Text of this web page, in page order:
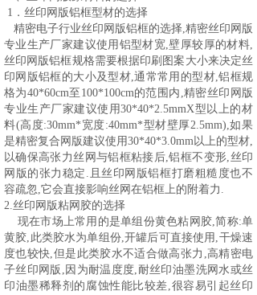
1 ． 丝印网版铝框型材的选择
精密电子行业丝印网版铝框的选择,精密丝印网版
专业生产厂家建议使用铝型材宽,壁厚较厚的材料,
丝印网版铝框规格需要根据印刷图案大小来决定丝
印网版铝框的大小及型材,通常常用的型材,铝框规
格为40*60cm至100*100cm的范围内,精密丝印网版
专业生产厂家建议使用30*40*2.5mmX型以上的材
料(高度:30mm*宽度:40mm*型材壁厚2.5mm),如果
是精密复合网版建议使用30*40*3.0mm以上的型材,
以确保高张力丝网与铝框粘接后,铝框不变形,丝印
网版的张力稳定.且丝印网版铝框打磨粗糙度也不
容疏忽,它会直接影响丝网在铝框上的附着力.
2.丝印网版粘网胶的选择
现在市场上常用的是单组份黄色粘网胶,简称:单
黄胶,此类胶水为单组份,开罐后可直接使用,干燥速
度也较快,但是此类胶水不适合做高张力,高精密电
子丝印网版,因为耐温度度,耐丝印油墨洗网水或丝
印油墨稀释剂的腐蚀性能比较差,很容易引起丝印